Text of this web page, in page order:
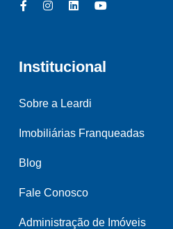
Institucional
Sobre a Leardi
Imobiliárias Franqueadas
Blog
Fale Conosco
Administração de Imóveis